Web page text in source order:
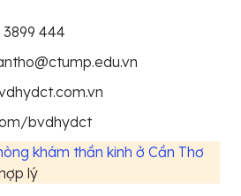
444
bvdhydct
khám thần kinh ở Cần Thơ
lý